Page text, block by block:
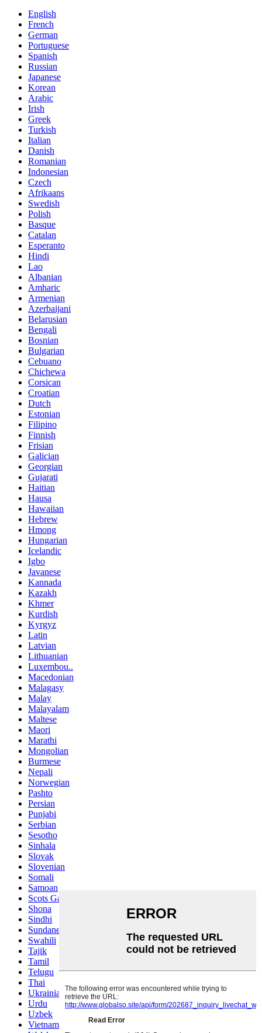
English
French
German
Portuguese
Spanish
Russian
Japanese
Korean
Arabic
Irish
Greek
Turkish
Italian
Danish
Romanian
Indonesian
Czech
Afrikaans
Swedish
Polish
Basque
Catalan
Esperanto
Hindi
Lao
Albanian
Amharic
Armenian
Azerbaijani
Belarusian
Bengali
Bosnian
Bulgarian
Cebuano
Chichewa
Corsican
Croatian
Dutch
Estonian
Filipino
Finnish
Frisian
Galician
Georgian
Gujarati
Haitian
Hausa
Hawaiian
Hebrew
Hmong
Hungarian
Icelandic
Igbo
Javanese
Kannada
Kazakh
Khmer
Kurdish
Kyrgyz
Latin
Latvian
Lithuanian
Luxembou..
Macedonian
Malagasy
Malay
Malayalam
Maltese
Maori
Marathi
Mongolian
Burmese
Nepali
Norwegian
Pashto
Persian
Punjabi
Serbian
Sesotho
Sinhala
Slovak
Slovenian
Somali
Samoan
Scots Gaelic
Shona
Sindhi
Sundanese
Swahili
Tajik
Tamil
Telugu
Thai
Ukrainian
Urdu
Uzbek
Vietnamese